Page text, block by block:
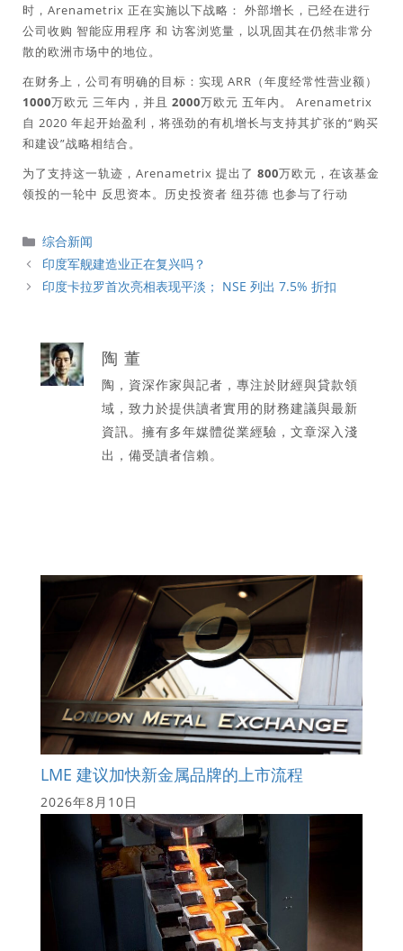
时，Arenametrix 正在实施以下战略： 外部增长 ，已经在进行
公司收购 智能应用程序 和 访客浏览量 ，以巩固其在仍然非常分
散的欧洲市场中的地位。
在财务上，公司有明确的目标：实现 ARR（年度经常性营业额）
1000万欧元 三年内，并且 2000万欧元 五年内。 Arenametrix
自 2020 年起开始盈利，将强劲的有机增长与支持其扩张的“购买
和建设”战略相结合。
为了支持这一轨迹，Arenametrix 提出了 800万欧元 ，在该基金
领投的一轮中 反思资本。历史投资者 纽芬德 也参与了行动
分
類
综合新闻
印度军舰建造业正在复兴吗？
印度卡拉罗首次亮相表现平淡； NSE 列出 7.5% 折扣
陶 董
陶，資深作家與記者，專注於財經與貸款領
域，致力於提供讀者實用的財務建議與最新
資訊。擁有多年媒體從業經驗，文章深入淺
出，備受讀者信賴。
LME 建议加快新金属品牌的上市流程
2026年8月10日